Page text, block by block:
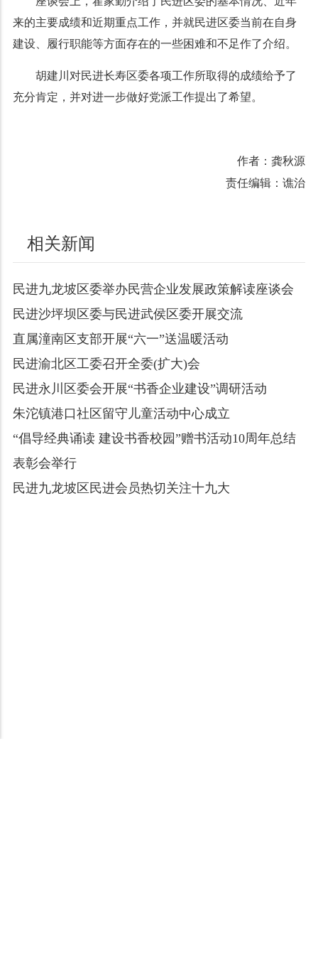
来的主要成绩和近期重点工作，并就民进区委当前在自身
建设、履行职能等方面存在的一些困难和不足作了介绍。
胡建川对民进长寿区委各项工作所取得的成绩给予了
充分肯定，并对进一步做好党派工作提出了希望。
作者：龚秋源
责任编辑：谯治
相关新闻
民进九龙坡区委举办民营企业发展政策解读座谈会
民进沙坪坝区委与民进武侯区委开展交流
直属潼南区支部开展“六一”送温暖活动
民进渝北区工委召开全委(扩大)会
民进永川区委会开展“书香企业建设”调研活动
朱沱镇港口社区留守儿童活动中心成立
“倡导经典诵读 建设书香校园”赠书活动10周年总结
表彰会举行
民进九龙坡区民进会员热切关注十九大